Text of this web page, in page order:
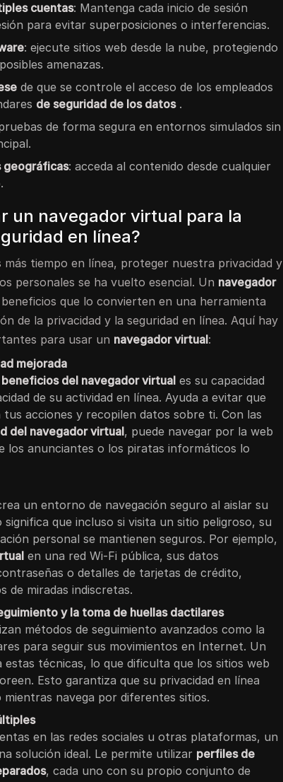
cuentas: Mantenga cada inicio de sesión
para evitar superposiciones o interferencias.
: ejecute sitios web desde la nube, protegiendo
amenazas.
de que se controle el acceso de los empleados
de seguridad de los datos.
de forma segura en entornos simulados sin
geográficas: acceda al contenido desde cualquier
un navegador virtual para la
en línea?
más tiempo en línea, proteger nuestra privacidad y
personales se ha vuelto esencial. Un navegador
que lo convierten en una herramienta
de la privacidad y la seguridad en línea. Aquí hay
para usar un navegador virtual:
mejorada
beneficios del navegador virtual es su capacidad
de su actividad en línea. Ayuda a evitar que
acciones y recopilen datos sobre ti. Con las
del navegador virtual, puede navegar por la web
los anunciantes o los piratas informáticos lo
un entorno de navegación seguro al aislar su
significa que incluso si visita un sitio peligroso, su
personal se mantienen seguros. Por ejemplo,
en una red Wi-Fi pública, sus datos
o detalles de tarjetas de crédito,
de miradas indiscretas.
y la toma de huellas dactilares
métodos de seguimiento avanzados como la
para seguir sus movimientos en Internet. Un
estas técnicas, lo que dificulta que los sitios web
Esto garantiza que su privacidad en línea
navega por diferentes sitios.
en las redes sociales u otras plataformas, un
solución ideal. Le permite utilizar perfiles de
, cada uno con su propio conjunto de